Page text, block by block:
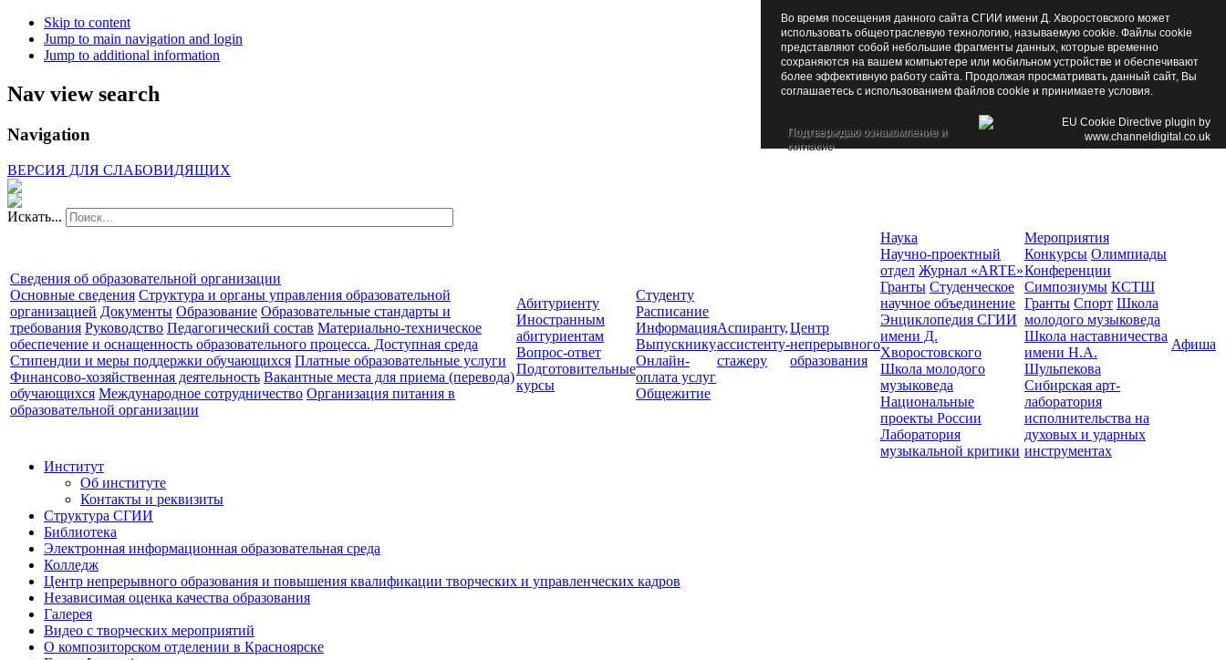
Skip to content
Jump to main navigation and login
Jump to additional information
Nav view search
Navigation
ВЕРСИЯ ДЛЯ СЛАБОВИДЯЩИХ
Искать...
Сведения об образовательной организации
Основные сведения Структура и органы управления образовательной
организацией Документы Образование Образовательные стандарты и
требования Руководство Педагогический состав Материально-техническое
обеспечение и оснащенность образовательного процесса. Доступная среда
Стипендии и меры поддержки обучающихся Платные образовательные услуги
Финансово-хозяйственная деятельность Вакантные места для приема (перевода)
обучающихся Международное сотрудничество Организация питания в
образовательной организации
Абитуриенту
Иностранным
абитуриентам
Вопрос-ответ
Подготовительные
курсы
Студенту
Расписание
Информация
Выпускнику
Онлайн-
оплата услуг
Общежитие
Аспиранту,
ассистенту-
стажеру
Центр
непрерывного
образования
Наука
Научно-проектный
отдел Журнал «ARTE»
Гранты Студенческое
научное объединение
Энциклопедия СГИИ
имени Д.
Хворостовского
Школа молодого
музыковеда
Национальные
проекты России
Лаборатория
музыкальной критики
Мероприятия
Конкурсы Олимпиады
Конференции
Симпозиумы КСТШ
Гранты Спорт Школа
молодого музыковеда
Школа наставничества
имени Н.А.
Шульпекова
Сибирская арт-
лаборатория
исполнительства на
духовых и ударных
инструментах
Афиша
Институт
Об институте
Контакты и реквизиты
Структура СГИИ
Библиотека
Электронная информационная образовательная среда
Колледж
Центр непрерывного образования и повышения квалификации творческих и управленческих кадров
Независимая оценка качества образования
Галерея
Видео с творческих мероприятий
О композиторском отделении в Красноярске
Во время посещения данного сайта СГИИ имени Д. Хворостовского может
использовать общеотраслевую технологию, называемую cookie. Файлы cookie
представляют собой небольшие фрагменты данных, которые временно
сохраняются на вашем компьютере или мобильном устройстве и обеспечивают
более эффективную работу сайта. Продолжая просматривать данный сайт, Вы
соглашаетесь с использованием файлов cookie и принимаете условия.
Подтверждаю ознакомление и
согласие